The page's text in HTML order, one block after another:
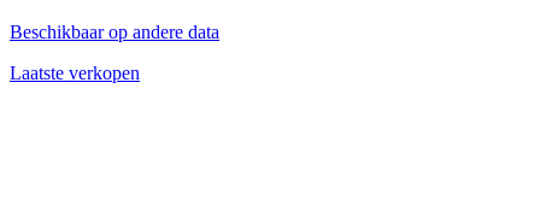
Beschikbaar op andere data
Laatste verkopen